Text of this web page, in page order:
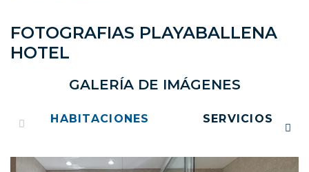
FOTOGRAFIAS PLAYABALLENA
HOTEL
GALERÍA DE IMÁGENES
HABITACIONES SERVICIOS